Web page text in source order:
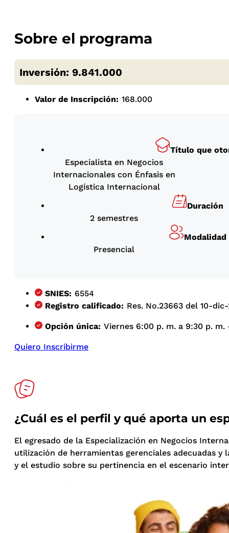
Sobre el programa
Inversión: 9.841.000
Valor de Inscripción: 168.000
Título que
Especialista en Negocios
Internacionales con Énfasis en
Logística Internacional
Duración
2 semestres
Modalidad
Presencial
SNIES: 6554
Registro calificado: Res. No.23663 del 10-
Opción única: Viernes 6:00 p. m. a 9:30 p. m.
Quiero Inscribirme
¿Cuál es el perfil y qué aporta un
El egresado de la Especialización en Negocios
utilización de herramientas gerenciales adecuadas
y el estudio sobre su pertinencia en el escenario